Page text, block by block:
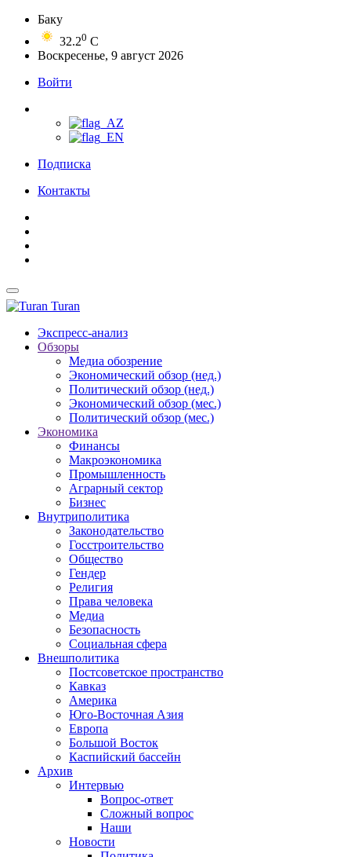
Баку
32.20 C
Воскресенье, 9 август 2026
Войти
Подписка
Контакты
Turan
Экспресс-анализ
Обзоры
Медиа обозрение
Экономический обзор (нед.)
Политический обзор (нед.)
Экономический обзор (мес.)
Политический обзор (мес.)
Экономика
Финансы
Макроэкономика
Промышленность
Аграрный сектор
Бизнес
Внутриполитика
Законодательство
Госстроительство
Общество
Гендер
Религия
Права человека
Медиа
Безопасность
Социальная сфера
Внешполитика
Постсоветское пространство
Кавказ
Америка
Юго-Восточная Азия
Европа
Большой Восток
Каспийский бассейн
Архив
Интервью
Вопрос-ответ
Сложный вопрос
Наши
Новости